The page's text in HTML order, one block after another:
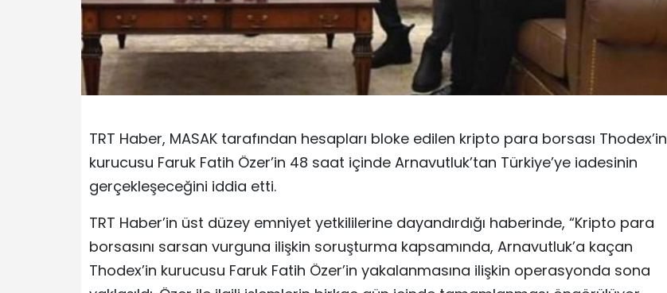
TRT Haber, MASAK tarafından hesapları bloke edilen kripto para borsası Thodex’in
kurucusu Faruk Fatih Özer’in 48 saat içinde Arnavutluk’tan Türkiye’ye iadesinin
gerçekleşeceğini iddia etti.
TRT Haber’in üst düzey emniyet yetkililerine dayandırdığı haberinde, “Kripto para
borsasını sarsan vurguna ilişkin soruşturma kapsamında, Arnavutluk’a kaçan
Thodex’in kurucusu Faruk Fatih Özer’in yakalanmasına ilişkin operasyonda sona